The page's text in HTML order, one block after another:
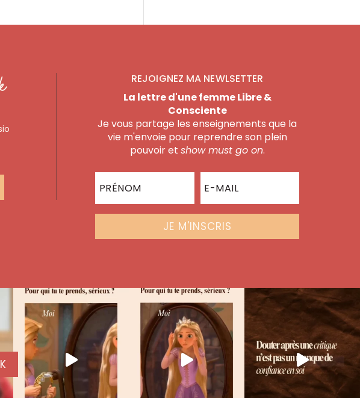
REJOIGNEZ MA NEWLSETTER
La lettre d'une femme Libre &
Consciente
Je vous partage les enseignements que la
vie m'envoie pour reprendre son plein
pouvoir et show must go on.
JE M'INSCRIS